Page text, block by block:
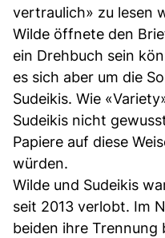
vertraulich» zu lesen
Wilde öffnete den
ein Drehbuch sein
es sich aber um die
Sudeikis. Wie
Sudeikis nicht
Papiere auf diese
würden.
Wilde und Sudeikis
seit 2013 verlobt. Im
beiden ihre Trennung